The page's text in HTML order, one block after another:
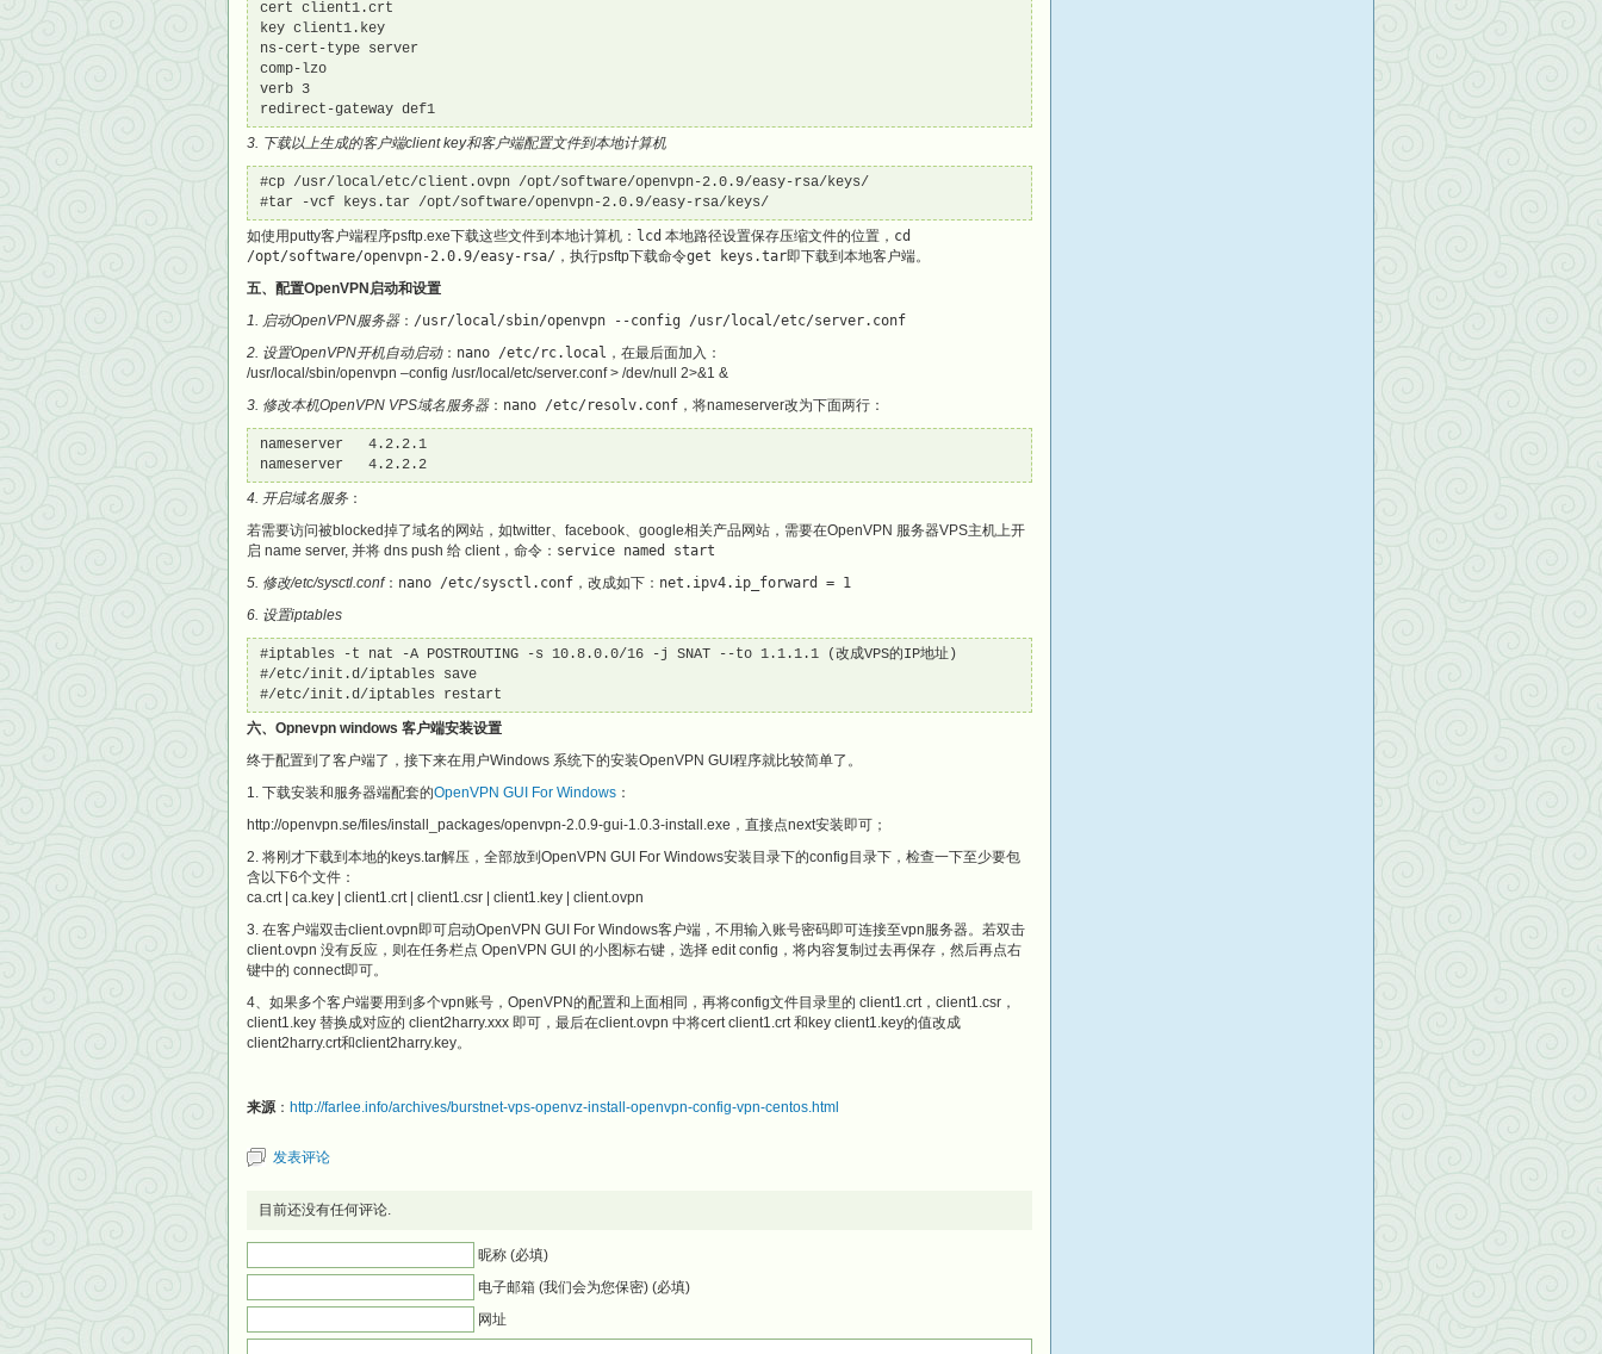
cert client1.crt
key client1.key
ns-cert-type server
comp-lzo
verb 3
redirect-gateway def1
3. 下载以上生成的客户端client key和客户端配置文件到本地计算机
#cp /usr/local/etc/client.ovpn /opt/software/openvpn-2.0.9/easy-rsa/keys/
#tar -vcf keys.tar /opt/software/openvpn-2.0.9/easy-rsa/keys/
如使用putty客户端程序psftp.exe下载这些文件到本地计算机： lcd 本地路径设置保存压缩文件的位置， cd
/opt/software/openvpn-2.0.9/easy-rsa/ ，执行psftp下载命令get keys.tar即下载到本地客户端。
五、配置OpenVPN启动和设置
1. 启动OpenVPN服务器： /usr/local/sbin/openvpn --config /usr/local/etc/server.conf
2. 设置OpenVPN开机自动启动： nano /etc/rc.local ，在最后面加入：
/usr/local/sbin/openvpn –config /usr/local/etc/server.conf > /dev/null 2>&1 &
3. 修改本机OpenVPN VPS域名服务器： nano /etc/resolv.conf ，将nameserver改为下面两行：
nameserver   4.2.2.1
nameserver   4.2.2.2
4. 开启域名服务 ：
若需要访问被blocked掉了域名的网站，如twitter、facebook、google相关产品网站，需要在OpenVPN 服务器VPS主机上开
启 name server, 并将 dns push 给 client，命令： service named start
5. 修改/etc/sysctl.conf： nano /etc/sysctl.conf ，改成如下： net.ipv4.ip_forward = 1
6. 设置iptables
#iptables -t nat -A POSTROUTING -s 10.8.0.0/16 -j SNAT --to 1.1.1.1 (改成VPS的IP地址)
#/etc/init.d/iptables save
#/etc/init.d/iptables restart
六、Opnevpn windows 客户端安装设置
终于配置到了客户端了，接下来在用户Windows 系统下的安装OpenVPN GUI程序就比较简单了。
1. 下载安装和服务器端配套的OpenVPN GUI For Windows ：
http://openvpn.se/files/install_packages/openvpn-2.0.9-gui-1.0.3-install.exe，直接点next安装即可；
2. 将刚才下载到本地的keys.tar解压，全部放到OpenVPN GUI For Windows安装目录下的config目录下，检查一下至少要包
含以下6个文件：
ca.crt | ca.key | client1.crt | client1.csr | client1.key | client.ovpn
3. 在客户端双击client.ovpn即可启动OpenVPN GUI For Windows客户端，不用输入账号密码即可连接至vpn服务器。若双击
client.ovpn 没有反应，则在任务栏点 OpenVPN GUI 的小图标右键，选择 edit config，将内容复制过去再保存，然后再点右
键中的 connect即可。
4、如果多个客户端要用到多个vpn账号，OpenVPN的配置和上面相同，再将config文件目录里的 client1.crt，client1.csr，
client1.key 替换成对应的 client2harry.xxx 即可，最后在client.ovpn 中将cert client1.crt 和key client1.key的值改成
client2harry.crt和client2harry.key。
来源： http://farlee.info/archives/burstnet-vps-openvz-install-openvpn-config-vpn-centos.html
发表评论
目前还没有任何评论.
昵称 (必填)
电子邮箱 (我们会为您保密) (必填)
网址